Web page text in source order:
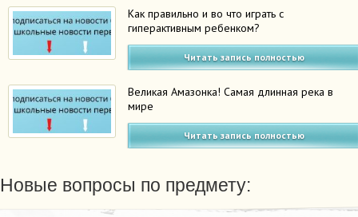
Как правильно и во что играть с
гиперактивным ребенком?
Читать запись полностью
Великая Амазонка! Самая длинная река в
мире
Читать запись полностью
Новые вопросы по предмету: